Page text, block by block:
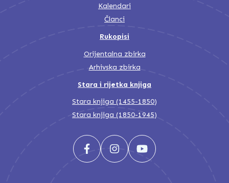
Kalendari
Članci
Rukopisi
Orijentalna zbirka
Arhivska zbirka
Stara i rijetka knjiga
Stara knjiga (1455-1850)
Stara knjiga (1850-1945)